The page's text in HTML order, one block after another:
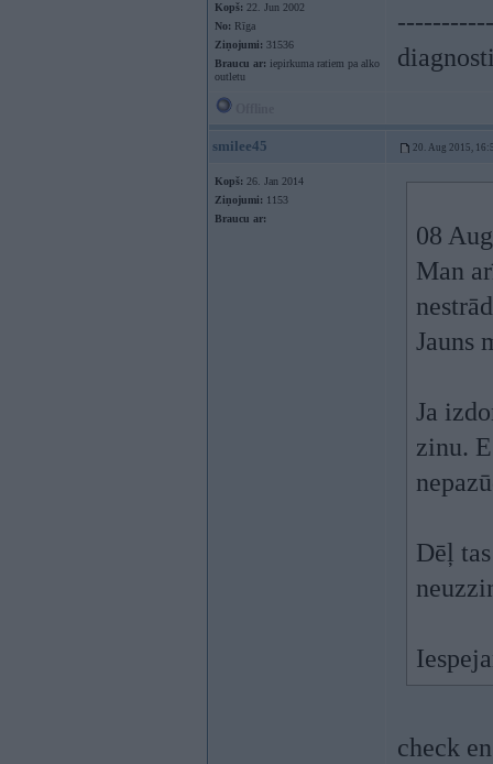
Kopš: 22. Jun 2002
No: Rīga
Ziņojumi: 31536
Braucu ar: iepirkuma ratiem pa alko
outletu
smilee45 20. Aug 2015,
Kopš: 26. Jan 2014
Ziņojumi: 1153
Braucu ar:
08
Man
Jauns
Ja
zinu.
Dēļ
check